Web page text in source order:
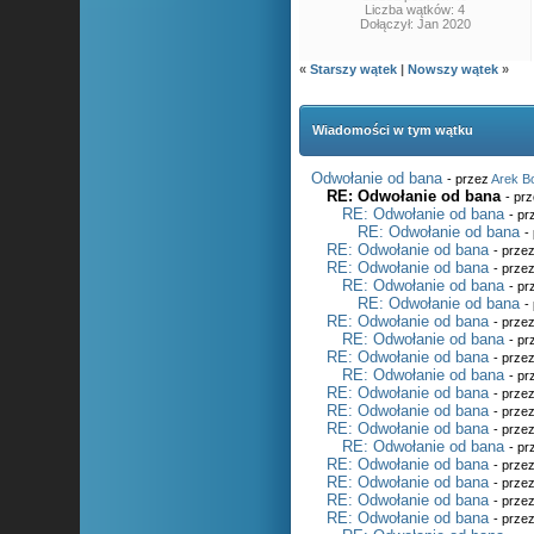
Liczba wątków: 4
Dołączył: Jan 2020
«Starszy wątek |Nowszy wątek »
Wiadomości w tym wątku
Odwołanie od bana - przezArek
RE: Odwołanie od bana -
RE: Odwołanie od bana -
RE: Odwołanie od bana -
RE: Odwołanie od bana - przez
RE: Odwołanie od bana -
RE: Odwołanie od bana -
RE: Odwołanie od bana -
RE: Odwołanie od bana - przez
RE: Odwołanie od bana -
RE: Odwołanie od bana - przez
RE: Odwołanie od bana -
RE: Odwołanie od bana - przez
RE: Odwołanie od bana - przez
RE: Odwołanie od bana - przez
RE: Odwołanie od bana -
RE: Odwołanie od bana -
RE: Odwołanie od bana - przez
RE: Odwołanie od bana - przez
RE: Odwołanie od bana -